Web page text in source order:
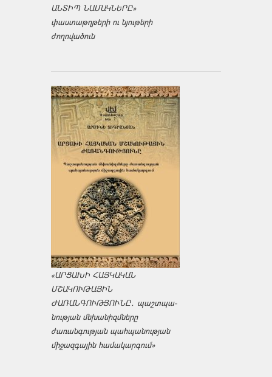
ԱՆՏԻՊ ՆԱՄԱԿՆԵՐԸ»
փաստաթղթերի ու նյութերի
ժողովածուն
«ԱՐՑԱԽԻ ՀԱՅԿԱԿԱՆ
ՄՇԱԿՈՒԹԱՅԻՆ
ԺԱՌԱՆԳՈՒԹՅՈՒՆԸ․ պաշտպա­
նության մեխանիզմները
ժառանգության պահպանության
միջազ­գային համակարգում»